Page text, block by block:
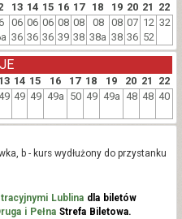
13 14 15 16 17 18 19 20 21 22
06
36
06
36
06
36
08
39
08
38
08
38a
08
38
07
36
12
52
32
13 14 15 16 17 18 19 20 21 22
49 49 49 49a 50 49 49a 48 48 40
b - kurs wydłużony do przystanku
Lublinadla biletów
i PełnaStrefa Biletowa.